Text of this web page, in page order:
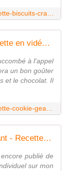
Cookie géant fourré au Nutella - Recette en vidéo - www.sucreetepices.com
à l'appel
un bon goûter
et le chocolat. Il
Fondants au chocolat au coeur coulant - Recette facile - www.sucreetepices.com
publié de
sur mon